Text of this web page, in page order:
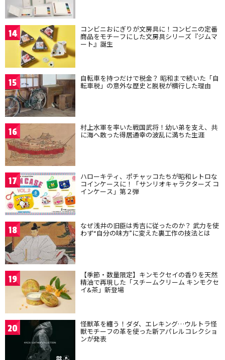
14 コンビニおにぎりが文房具に！コンビニの定番
商品をモチーフにした文房具シリーズ『ジムマ
ート』誕生
15 自転車を持つだけで税金？ 昭和まで続いた「自
転車税」の意外な歴史と脱税が横行した理由
16 村上水軍を率いた戦国武将！幼い弟を支え、共
に海へ散った得居通幸の波乱に満ちた生涯
17 ハローキティ、ポチャッコたちが昭和レトロな
コインケースに！「サンリオキャラクターズ コ
インケース」第２弾
18 なぜ浅井の旧臣は秀吉に従ったのか？ 武力を使
わず“自分の味方”に変えた裏工作の技法とは
19 【季節・数量限定】キンモクセイの香りを天然
精油で再現した「スチームクリーム キンモクセ
イ&茶」新登場
20 怪獣革を纏う！ダダ、エレキング…ウルトラ怪
獣モチーフの革を使った新アパレルコレクショ
ンが発表